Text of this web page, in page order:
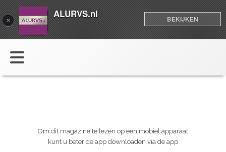
×
ALURVS.nl BEKIJKEN
Om dit magazine te lezen op een mobiel apparaat
kunt u beter de app downloaden via de app